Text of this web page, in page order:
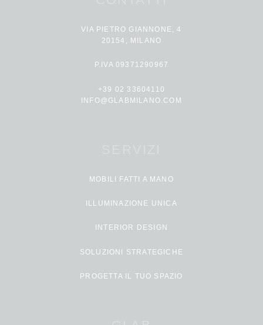
VIA PIETRO GIANNONE, 4
20154, MILANO
P.IVA 09371290967
+39 02 33604110
INFO@GLABMILANO.COM
MOBILI FATTI A MANO
ILLUMINAZIONE UNICA
INTERIOR DESIGN
SOLUZIONI STRATEGICHE
PROGETTA IL TUO SPAZIO